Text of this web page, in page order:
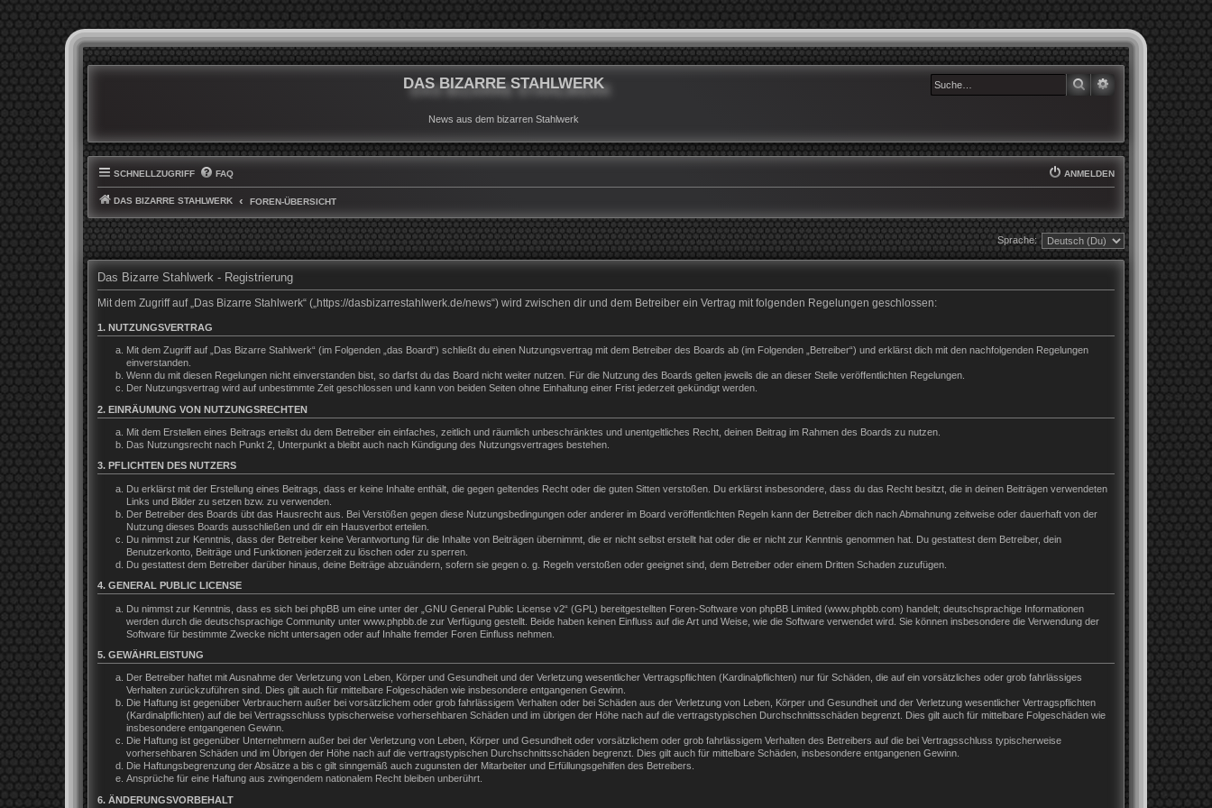
DAS BIZARRE STAHLWERK
News aus dem bizarren Stahlwerk
SUCHE
SCHNELLZUGRIFF FAQ ANMELDEN
DAS BIZARRE STAHLWERK FOREN-ÜBERSICHT
Sprache:
Das Bizarre Stahlwerk - Registrierung
Mit dem Zugriff auf „Das Bizarre Stahlwerk“ („https://dasbizarrestahlwerk.de/news“) wird zwischen dir und dem Betreiber ein Vertrag mit folgenden Regelungen geschlossen:
1. NUTZUNGSVERTRAG
Mit dem Zugriff auf „Das Bizarre Stahlwerk“ (im Folgenden „das Board“) schließt du einen Nutzungsvertrag mit dem Betreiber des Boards ab (im Folgenden „Betreiber“) und erklärst dich mit den nachfolgenden Regelungen
einverstanden.
Wenn du mit diesen Regelungen nicht einverstanden bist, so darfst du das Board nicht weiter nutzen. Für die Nutzung des Boards gelten jeweils die an dieser Stelle veröffentlichten Regelungen.
Der Nutzungsvertrag wird auf unbestimmte Zeit geschlossen und kann von beiden Seiten ohne Einhaltung einer Frist jederzeit gekündigt werden.
2. EINRÄUMUNG VON NUTZUNGSRECHTEN
Mit dem Erstellen eines Beitrags erteilst du dem Betreiber ein einfaches, zeitlich und räumlich unbeschränktes und unentgeltliches Recht, deinen Beitrag im Rahmen des Boards zu nutzen.
Das Nutzungsrecht nach Punkt 2, Unterpunkt a bleibt auch nach Kündigung des Nutzungsvertrages bestehen.
3. PFLICHTEN DES NUTZERS
Du erklärst mit der Erstellung eines Beitrags, dass er keine Inhalte enthält, die gegen geltendes Recht oder die guten Sitten verstoßen. Du erklärst insbesondere, dass du das Recht besitzt, die in deinen Beiträgen verwendeten
Links und Bilder zu setzen bzw. zu verwenden.
Der Betreiber des Boards übt das Hausrecht aus. Bei Verstößen gegen diese Nutzungsbedingungen oder anderer im Board veröffentlichten Regeln kann der Betreiber dich nach Abmahnung zeitweise oder dauerhaft von der
Nutzung dieses Boards ausschließen und dir ein Hausverbot erteilen.
Du nimmst zur Kenntnis, dass der Betreiber keine Verantwortung für die Inhalte von Beiträgen übernimmt, die er nicht selbst erstellt hat oder die er nicht zur Kenntnis genommen hat. Du gestattest dem Betreiber, dein
Benutzerkonto, Beiträge und Funktionen jederzeit zu löschen oder zu sperren.
Du gestattest dem Betreiber darüber hinaus, deine Beiträge abzuändern, sofern sie gegen o. g. Regeln verstoßen oder geeignet sind, dem Betreiber oder einem Dritten Schaden zuzufügen.
4. GENERAL PUBLIC LICENSE
Du nimmst zur Kenntnis, dass es sich bei phpBB um eine unter der „ GNU General Public License v2“ (GPL) bereitgestellten Foren-Software von phpBB Limited (www.phpbb.com) handelt; deutschsprachige Informationen
werden durch die deutschsprachige Community unter www.phpbb.de zur Verfügung gestellt. Beide haben keinen Einfluss auf die Art und Weise, wie die Software verwendet wird. Sie können insbesondere die Verwendung der
Software für bestimmte Zwecke nicht untersagen oder auf Inhalte fremder Foren Einfluss nehmen.
5. GEWÄHRLEISTUNG
Der Betreiber haftet mit Ausnahme der Verletzung von Leben, Körper und Gesundheit und der Verletzung wesentlicher Vertragspflichten (Kardinalpflichten) nur für Schäden, die auf ein vorsätzliches oder grob fahrlässiges
Verhalten zurückzuführen sind. Dies gilt auch für mittelbare Folgeschäden wie insbesondere entgangenen Gewinn.
Die Haftung ist gegenüber Verbrauchern außer bei vorsätzlichem oder grob fahrlässigem Verhalten oder bei Schäden aus der Verletzung von Leben, Körper und Gesundheit und der Verletzung wesentlicher Vertragspflichten
(Kardinalpflichten) auf die bei Vertragsschluss typischerweise vorhersehbaren Schäden und im übrigen der Höhe nach auf die vertragstypischen Durchschnittsschäden begrenzt. Dies gilt auch für mittelbare Folgeschäden wie
insbesondere entgangenen Gewinn.
Die Haftung ist gegenüber Unternehmern außer bei der Verletzung von Leben, Körper und Gesundheit oder vorsätzlichem oder grob fahrlässigem Verhalten des Betreibers auf die bei Vertragsschluss typischerweise
vorhersehbaren Schäden und im Übrigen der Höhe nach auf die vertragstypischen Durchschnittsschäden begrenzt. Dies gilt auch für mittelbare Schäden, insbesondere entgangenen Gewinn.
Die Haftungsbegrenzung der Absätze a bis c gilt sinngemäß auch zugunsten der Mitarbeiter und Erfüllungsgehilfen des Betreibers.
Ansprüche für eine Haftung aus zwingendem nationalem Recht bleiben unberührt.
6. ÄNDERUNGSVORBEHALT